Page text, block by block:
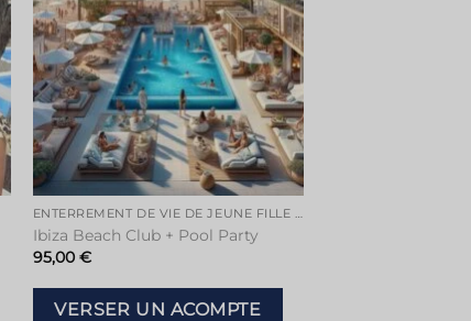
ENTERREMENT DE VIE DE JEUNE FILLE À IBIZA
Ibiza Beach Club + Pool Party
95,00 €
VERSER UN ACOMPTE